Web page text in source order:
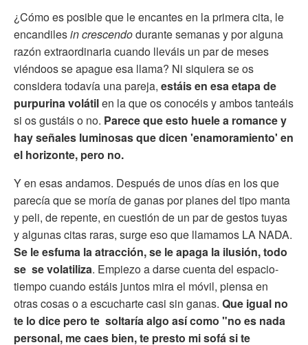
¿Cómo es posible que le encantes en la primera cita, le
encandilesin crescendodurante semanas y por alguna
razón extraordinaria cuando lleváis un par de meses
viéndoos se apague esa llama? Ni siquiera se os
considera todavía una pareja, estáis en esa etapa de
purpurina volátilen la que os conocéis y ambos tanteáis
si os gustáis o no. Parece que esto huele a romance y
hay señales luminosas que dicen 'enamoramiento' en
el horizonte, pero no.
Y en esas andamos. Después de unos días en los que
parecía que se moría de ganas por planes del tipo manta
y peli, de repente, en cuestión de un par de gestos tuyas
y algunas citas raras, surge eso que llamamos LA NADA.
Se le esfuma la atracción, se le apaga la ilusión,todo
se se volatiliza. Empiezo a darse cuenta del espacio-
tiempo cuando estáis juntos mira el móvil, piensa en
otras cosas o a escucharte casi sin ganas. Que igual no
te lo dice pero te soltaría algo así como "no es nada
personal, me caes bien, te presto mi sofá si te